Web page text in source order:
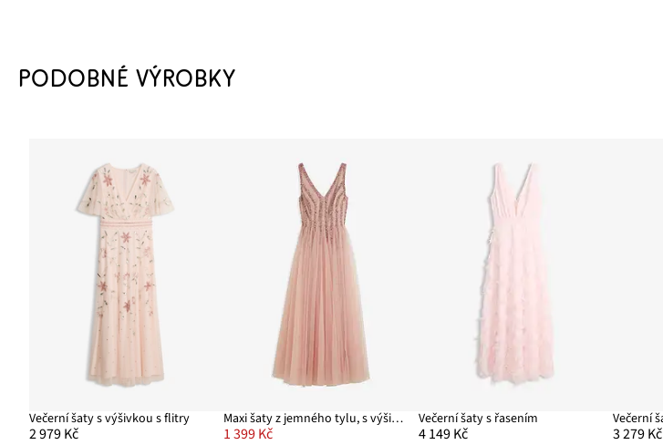
PODOBNÉ VÝROBKY
Večerní šaty s výšivkou s flitry
2 979 Kč
Maxi šaty z jemného tylu, s výšivkou s flitry
1 399 Kč
Večerní šaty s řasením
4 149 Kč 3 279 Kč